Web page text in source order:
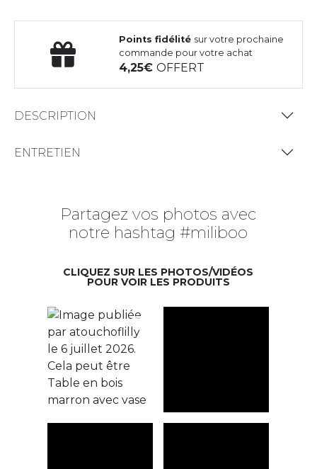
Points fidélité sur votre prochaine
commande pour votre achat
4,25OFFERT
DESCRIPTION
ENTRETIEN
Partagez vos photos avec
notre hashtag #miliboo
CLIQUEZ SUR LES PHOTOS/VIDÉOS
POUR VOIR LES PRODUITS